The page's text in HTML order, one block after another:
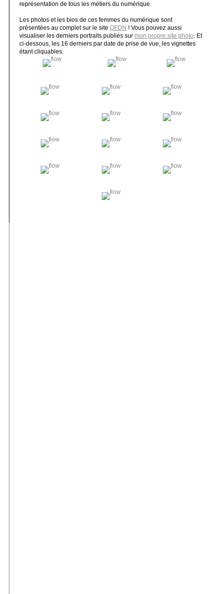
représentation de tous les métiers du numérique.
Les photos et les bios de ces femmes du numérique sont
présentées au complet sur le site QFDN ! Vous pouvez aussi
visualiser les derniers portraits publiés sur mon propre site photo . Et
ci-dessous, les 16 derniers par date de prise de vue, les vignettes
étant cliquables.